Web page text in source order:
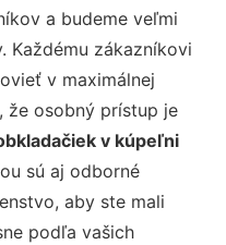
a budeme veľmi
Každému zákazníkovi
v maximálnej
že osobný prístup je
v kúpeľni
sú aj odborné
aby ste mali
podľa vašich